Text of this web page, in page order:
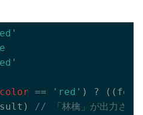
color == 'red' ) ?
// 「林檎」が出力され